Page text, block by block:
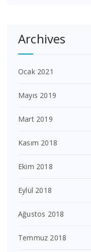
Archives
Ocak 2021
Mayıs 2019
Mart 2019
Kasım 2018
Ekim 2018
Eylül 2018
Ağustos 2018
Temmuz 2018